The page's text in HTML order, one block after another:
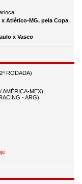
Atlético-MG, pela Copa
x Vasco